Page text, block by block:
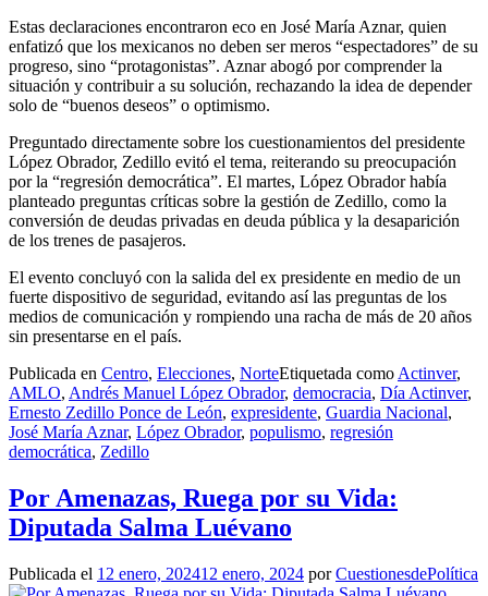
Estas declaraciones encontraron eco en José María Aznar, quien
enfatizó que los mexicanos no deben ser meros “espectadores” de su
progreso, sino “protagonistas”. Aznar abogó por comprender la
situación y contribuir a su solución, rechazando la idea de depender
solo de “buenos deseos” o optimismo.
Preguntado directamente sobre los cuestionamientos del presidente
López Obrador, Zedillo evitó el tema, reiterando su preocupación
por la “regresión democrática”. El martes, López Obrador había
planteado preguntas críticas sobre la gestión de Zedillo, como la
conversión de deudas privadas en deuda pública y la desaparición
de los trenes de pasajeros.
El evento concluyó con la salida del ex presidente en medio de un
fuerte dispositivo de seguridad, evitando así las preguntas de los
medios de comunicación y rompiendo una racha de más de 20 años
sin presentarse en el país.
Publicada en Centro, Elecciones, NorteEtiquetada como Actinver,
AMLO, Andrés Manuel López Obrador, democracia, Día Actinver,
Ernesto Zedillo Ponce de León, expresidente, Guardia Nacional,
José María Aznar, López Obrador, populismo, regresión
democrática, Zedillo
Por Amenazas, Ruega por su Vida:
Diputada Salma Luévano
Publicada el 12 enero, 202412 enero, 2024 porCuestionesdePolítica